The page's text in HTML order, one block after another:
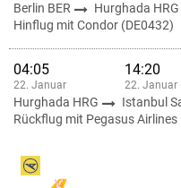
Berlin BER
Hurghada HRG
Hinflug mit Condor (DE0432)
04:05
22. Januar
14:20
22. Januar
Hurghada HRG Istanbul
Rückflug mit Pegasus Airlines